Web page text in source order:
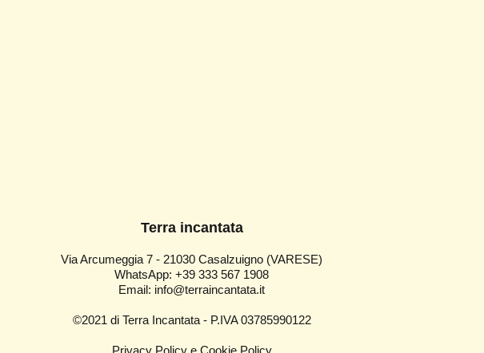
Terra incantata
Via Arcumeggia 7 - 21030 Casalzuigno (VARESE)
WhatsApp: +39 333 567 1908
Email: info@terraincantata.it
©2021 di Terra Incantata - P.IVA 03785990122
Privacy Policy e Cookie Policy